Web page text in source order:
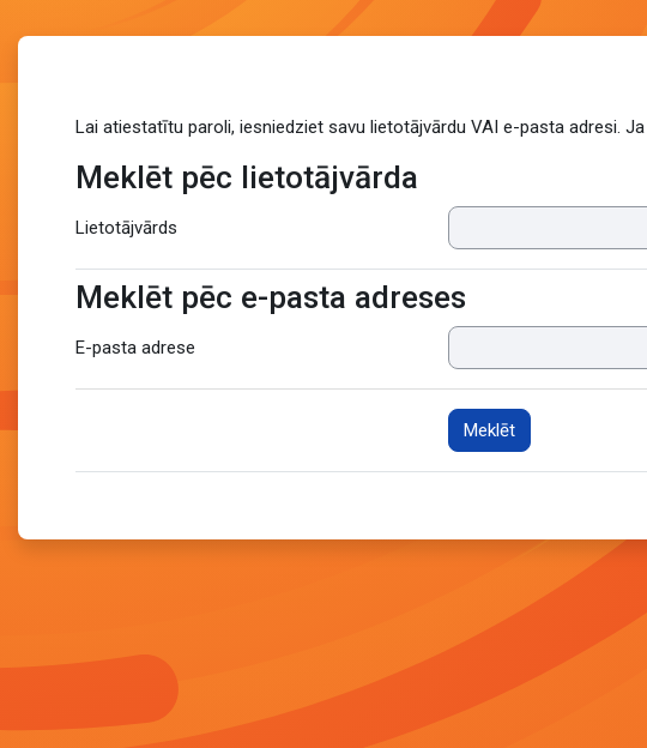
Lai atiestatītu paroli, iesniedziet savu lietotājvārdu VAI e-pasta adresi.
Meklēt pēc lietotājvārda
Meklēt pēc lietotājvārda
Lietotājvārds
Meklēt pēc e-pasta adreses
Meklēt pēc e-pasta adreses
E-pasta adrese